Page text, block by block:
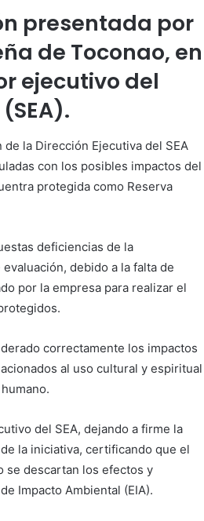
presentada por
de Toconao, en
ejecutivo del
la Dirección Ejecutiva del SEA
con los posibles impactos del
protegida como Reserva
deficiencias de la
debido a la falta de
por la empresa para realizar el
correctamente los impactos
al uso cultural y espiritual
del SEA, dejando a firme la
la iniciativa, certificando que el
se descartan los efectos y
Impacto Ambiental (EIA).